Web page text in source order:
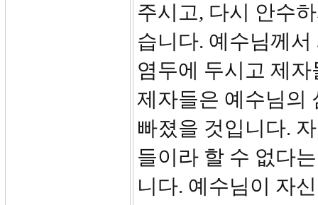
주시고, 다시 안수
습니다. 예수님께
염두에 두시고 제
제자들은 예수님의
빠졌을 것입니다.
들이라 할 수 없다
니다. 예수님이 자